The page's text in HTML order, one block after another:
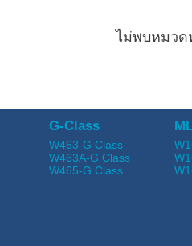
ไม่พบหมว
G-Class
W463-G Class
W463A-G Class
W465-G Class